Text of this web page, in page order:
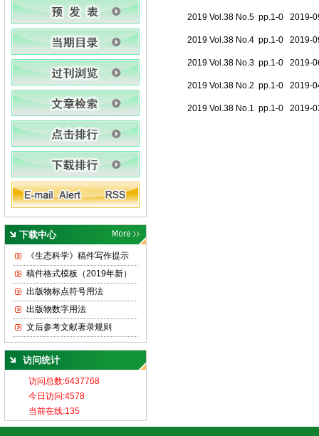
下载中心
《生态科学》稿件写作提示
稿件格式模板（2019年新）
出版物标点符号用法
出版物数字用法
文后参考文献著录规则
访问统计
2019 Vol.38 No.5 pp.1-0 2019-
2019 Vol.38 No.4 pp.1-0 2019-
2019 Vol.38 No.3 pp.1-0 2019-
2019 Vol.38 No.2 pp.1-0 2019-
2019 Vol.38 No.1 pp.1-0 2019-